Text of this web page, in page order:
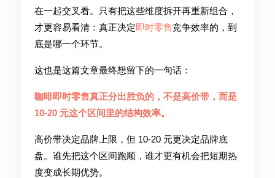
在一起交叉看。只有把这些维度拆开再重新组合，
才更容易看清：真正决定即时零售竞争效率的，到
底是哪一个环节。
这也是这篇文章最终想留下的一句话：
咖啡即时零售真正分出胜负的，不是高价带，而是
10-20 元这个区间里的结构效率。
高价带决定品牌上限，但 10-20 元更决定品牌底
盘。谁先把这个区间跑顺，谁才更有机会把短期热
度变成长期优势。